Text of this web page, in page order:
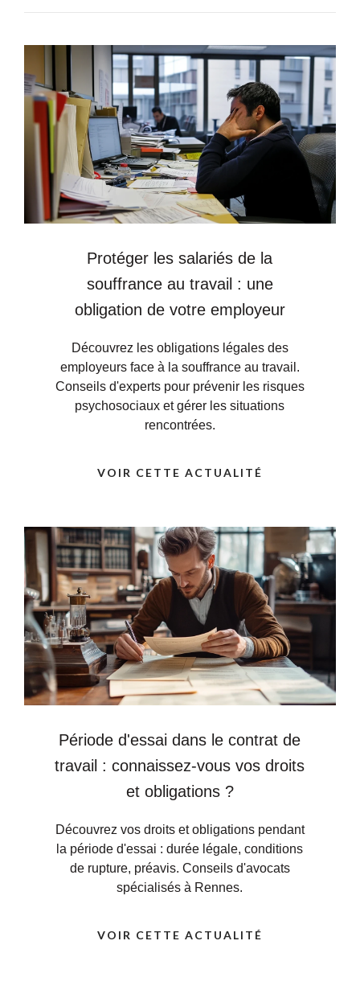
Protéger les salariés de la
souffrance au travail : une
obligation de votre employeur
Découvrez les obligations légales des
employeurs face à la souffrance au travail.
Conseils d'experts pour prévenir les risques
psychosociaux et gérer les situations
rencontrées.
VOIR CETTE ACTUALITÉ
Période d'essai dans le contrat de
travail : connaissez-vous vos droits
et obligations ?
Découvrez vos droits et obligations pendant
la période d'essai : durée légale, conditions
de rupture, préavis. Conseils d'avocats
spécialisés à Rennes.
VOIR CETTE ACTUALITÉ